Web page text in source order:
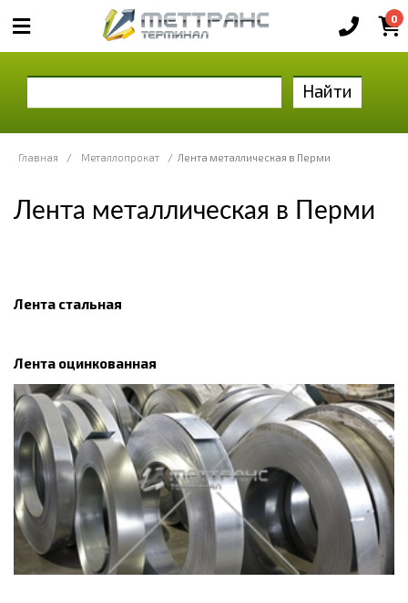
0
Найти
Главная / Металлопрокат / Лента металлическая в Перми
Лента металлическая в Перми
Лента стальная
Лента оцинкованная